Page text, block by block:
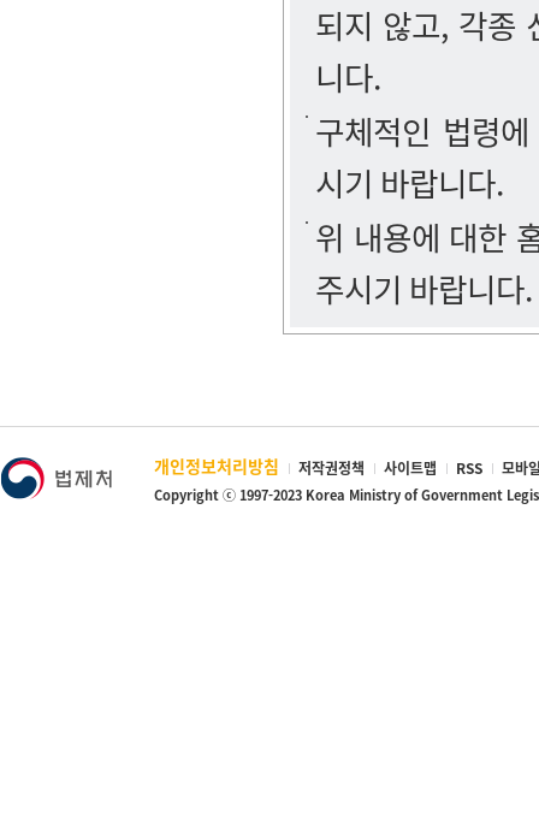
되지 않고, 각종
니다.
구체적인 법령
시기 바랍니다.
위 내용에 대한
주시기 바랍니다.
개인정보처리방침 저작권정책 사이트맵 RSS 모바
Copyright ⓒ 1997-2023 Korea Ministry of Government